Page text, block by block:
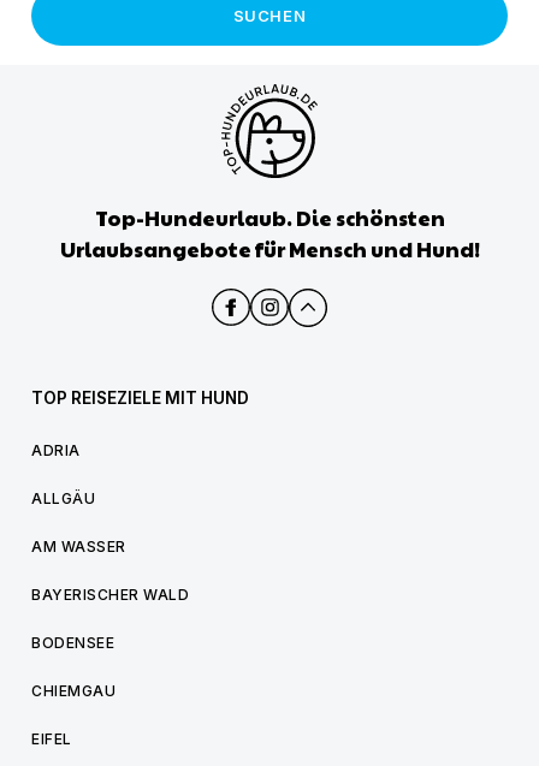
SUCHEN
Top-Hundeurlaub. Die schönsten
Urlaubsangebote für Mensch und Hund!
TOP REISEZIELE MIT HUND
ADRIA
ALLGÄU
AM WASSER
BAYERISCHER WALD
BODENSEE
CHIEMGAU
EIFEL